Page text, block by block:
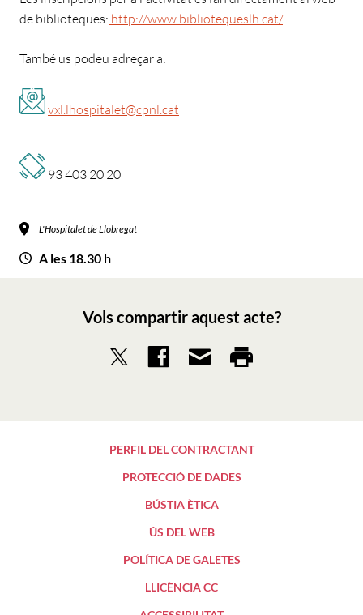
de biblioteques: http://www.bibliotequeslh.cat/.
També us podeu adreçar a:
vxl.lhospitalet@cpnl.cat
93 403 20 20
L'Hospitalet de Llobregat
A les 18.30 h
Vols compartir aquest acte?
PERFIL DEL CONTRACTANT
PROTECCIÓ DE DADES
BÚSTIA ÈTICA
ÚS DEL WEB
POLÍTICA DE GALETES
LLICÈNCIA CC